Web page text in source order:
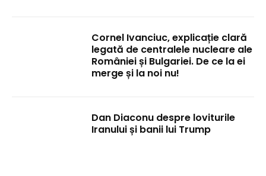
Cornel Ivanciuc, explicație clară
legată de centralele nucleare ale
României și Bulgariei. De ce la ei
merge și la noi nu!
Dan Diaconu despre loviturile
Iranului și banii lui Trump